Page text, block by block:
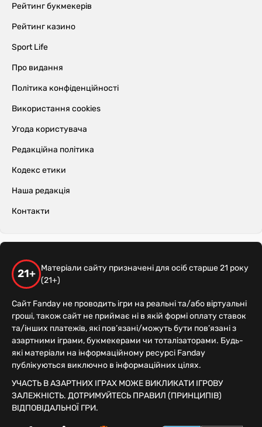
Рейтинг букмекерів
Рейтинг казино
Sport Life
Про видання
Політика конфіденційності
Використання cookies
Угода користувача
Редакційна політика
Кодекс етики
Наша редакція
Контакти
21+
Матеріали сайту призначені для осіб старше 21 року
(21+)
Сайт Fanday не проводить ігри на реальні та/або віртуальні
гроші, також сайт не приймає ні в якій формі оплату ставок
та/інших платежів, які пов’язані/можуть бути пов’язані з
азартними іграми, букмекерами чи тоталізаторами. Будь-
які матеріали на інформаційному ресурсі Fanday
публікуються виключно в інформаційних цілях.
УЧАСТЬ В АЗАРТНИХ ІГРАХ МОЖЕ ВИКЛИКАТИ ІГРОВУ
ЗАЛЕЖНІСТЬ. ДОТРИМУЙТЕСЬ ПРАВИЛ (ПРИНЦИПІВ)
ВІДПОВІДАЛЬНОЇ ГРИ.